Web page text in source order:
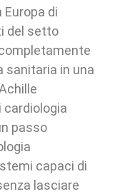
di
del setto
sanitaria in una
cardiologia
passo
capaci di
lasciare